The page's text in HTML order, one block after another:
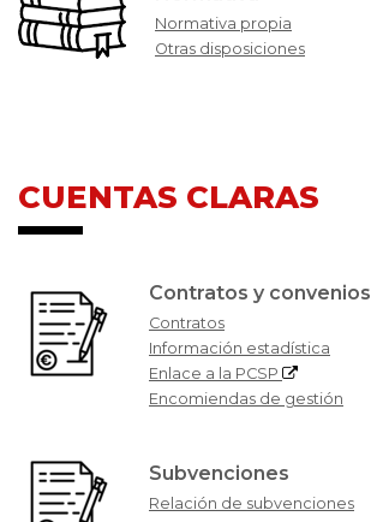
Normativa propia
Otras disposiciones
CUENTAS CLARAS
Contratos y convenios
Contratos
Información estadística
Enlace a la PCSP
Encomiendas de gestión
Subvenciones
Relación de subvenciones